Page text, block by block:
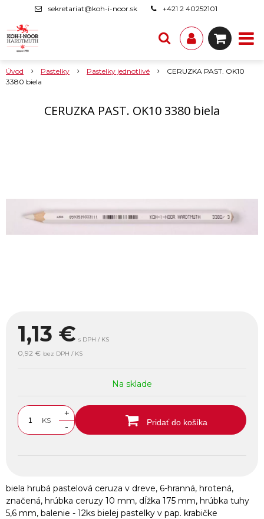
sekretariat@koh-i-noor.sk +421 2 40252101
Úvod Pastelky Pastelky jednotlivé
CERUZKA PAST. OK10
3380 biela
CERUZKA PAST. OK10 3380 biela
1,13 € s DPH / KS
0,92 € bez DPH / KS
Na sklade
KS
+
-
Pridať do košíka
biela hrubá pastelová ceruza v dreve, 6-hranná, hrotená,
značená, hrúbka ceruzy 10 mm, dĺžka 175 mm, hrúbka tuhy
5,6 mm, balenie - 12ks bielej pastelky v pap. krabičke